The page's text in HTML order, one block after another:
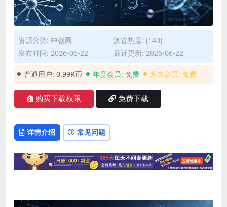
资源分类: 中创网
浏览热度: (140)
发布时间: 2026-06-22
最近更新: 2026-06-22
普通用户: 0.99R币 年度会员: 免费 永久会员: 免费
购买下载权限 免费下载
详情介绍 常见问题